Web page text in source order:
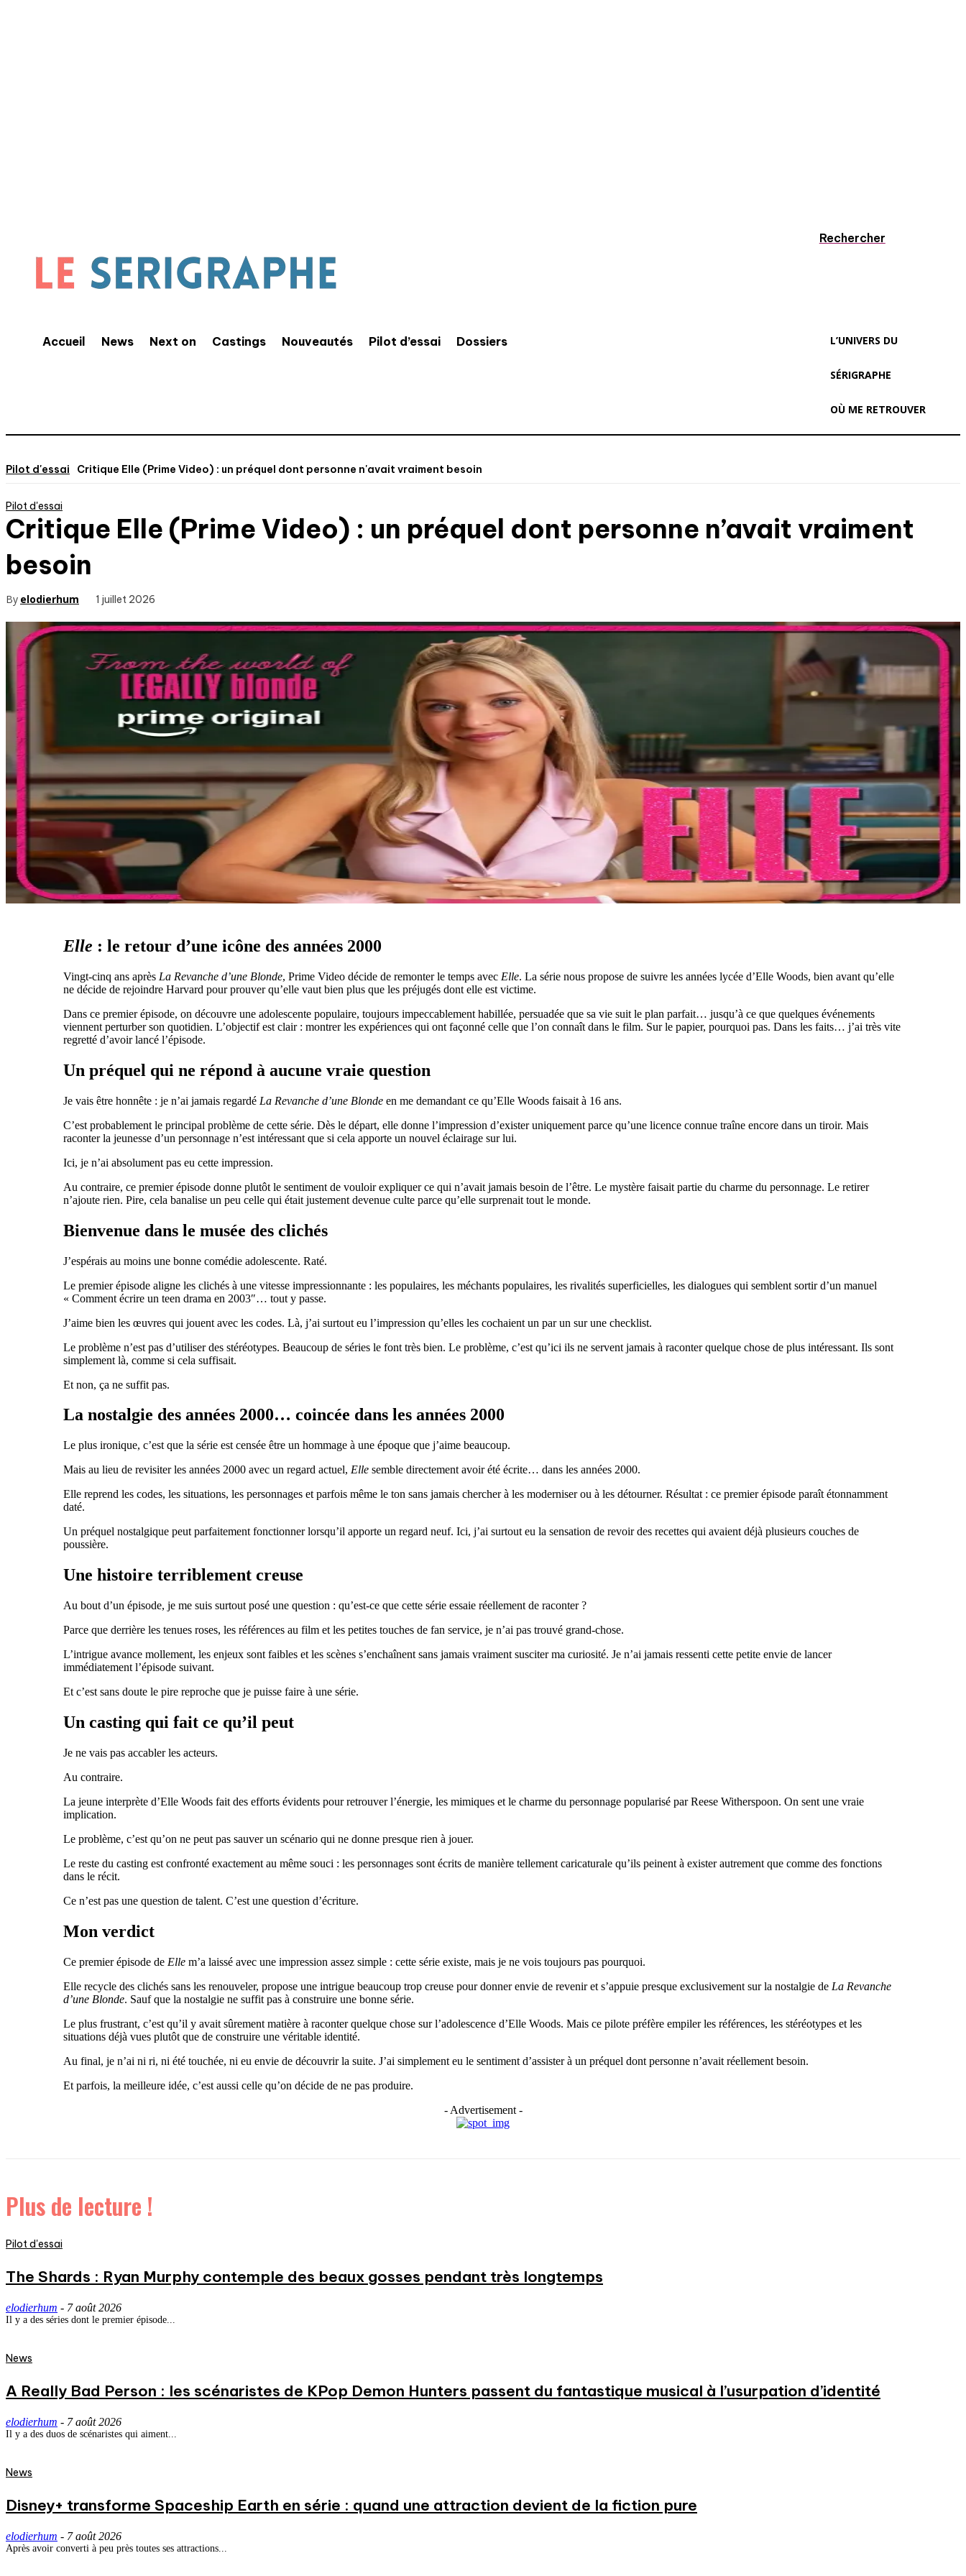
Accueil News Next on Castings Nouveautés Pilot d’essai Dossiers
Rechercher
L’UNIVERS DU
SÉRIGRAPHE
OÙ ME RETROUVER
Pilot d'essai Critique Elle (Prime Video) : un préquel dont personne n'avait vraiment besoin
Pilot d'essai
Critique Elle (Prime Video) : un préquel dont personne n’avait vraiment
besoin
By elodierhum 1 juillet 2026
Elle : le retour d’une icône des années 2000
Vingt-cinq ans après La Revanche d’une Blonde, Prime Video décide de remonter le temps avec Elle. La série nous propose de suivre les années lycée d’Elle Woods, bien avant qu’elle
ne décide de rejoindre Harvard pour prouver qu’elle vaut bien plus que les préjugés dont elle est victime.
Dans ce premier épisode, on découvre une adolescente populaire, toujours impeccablement habillée, persuadée que sa vie suit le plan parfait… jusqu’à ce que quelques événements
viennent perturber son quotidien. L’objectif est clair : montrer les expériences qui ont façonné celle que l’on connaît dans le film. Sur le papier, pourquoi pas. Dans les faits… j’ai très vite
regretté d’avoir lancé l’épisode.
Un préquel qui ne répond à aucune vraie question
Je vais être honnête : je n’ai jamais regardé La Revanche d’une Blonde en me demandant ce qu’Elle Woods faisait à 16 ans.
C’est probablement le principal problème de cette série. Dès le départ, elle donne l’impression d’exister uniquement parce qu’une licence connue traîne encore dans un tiroir. Mais
raconter la jeunesse d’un personnage n’est intéressant que si cela apporte un nouvel éclairage sur lui.
Ici, je n’ai absolument pas eu cette impression.
Au contraire, ce premier épisode donne plutôt le sentiment de vouloir expliquer ce qui n’avait jamais besoin de l’être. Le mystère faisait partie du charme du personnage. Le retirer
n’ajoute rien. Pire, cela banalise un peu celle qui était justement devenue culte parce qu’elle surprenait tout le monde.
Bienvenue dans le musée des clichés
J’espérais au moins une bonne comédie adolescente. Raté.
Le premier épisode aligne les clichés à une vitesse impressionnante : les populaires, les méchants populaires, les rivalités superficielles, les dialogues qui semblent sortir d’un manuel
« Comment écrire un teen drama en 2003″… tout y passe.
J’aime bien les œuvres qui jouent avec les codes. Là, j’ai surtout eu l’impression qu’elles les cochaient un par un sur une checklist.
Le problème n’est pas d’utiliser des stéréotypes. Beaucoup de séries le font très bien. Le problème, c’est qu’ici ils ne servent jamais à raconter quelque chose de plus intéressant. Ils sont
simplement là, comme si cela suffisait.
Et non, ça ne suffit pas.
La nostalgie des années 2000… coincée dans les années 2000
Le plus ironique, c’est que la série est censée être un hommage à une époque que j’aime beaucoup.
Mais au lieu de revisiter les années 2000 avec un regard actuel, Elle semble directement avoir été écrite… dans les années 2000.
Elle reprend les codes, les situations, les personnages et parfois même le ton sans jamais chercher à les moderniser ou à les détourner. Résultat : ce premier épisode paraît étonnamment
daté.
Un préquel nostalgique peut parfaitement fonctionner lorsqu’il apporte un regard neuf. Ici, j’ai surtout eu la sensation de revoir des recettes qui avaient déjà plusieurs couches de
poussière.
Une histoire terriblement creuse
Au bout d’un épisode, je me suis surtout posé une question : qu’est-ce que cette série essaie réellement de raconter ?
Parce que derrière les tenues roses, les références au film et les petites touches de fan service, je n’ai pas trouvé grand-chose.
L’intrigue avance mollement, les enjeux sont faibles et les scènes s’enchaînent sans jamais vraiment susciter ma curiosité. Je n’ai jamais ressenti cette petite envie de lancer
immédiatement l’épisode suivant.
Et c’est sans doute le pire reproche que je puisse faire à une série.
Un casting qui fait ce qu’il peut
Je ne vais pas accabler les acteurs.
Au contraire.
La jeune interprète d’Elle Woods fait des efforts évidents pour retrouver l’énergie, les mimiques et le charme du personnage popularisé par Reese Witherspoon. On sent une vraie
implication.
Le problème, c’est qu’on ne peut pas sauver un scénario qui ne donne presque rien à jouer.
Le reste du casting est confronté exactement au même souci : les personnages sont écrits de manière tellement caricaturale qu’ils peinent à exister autrement que comme des fonctions
dans le récit.
Ce n’est pas une question de talent. C’est une question d’écriture.
Mon verdict
Ce premier épisode de Elle m’a laissé avec une impression assez simple : cette série existe, mais je ne vois toujours pas pourquoi.
Elle recycle des clichés sans les renouveler, propose une intrigue beaucoup trop creuse pour donner envie de revenir et s’appuie presque exclusivement sur la nostalgie de La Revanche
d’une Blonde. Sauf que la nostalgie ne suffit pas à construire une bonne série.
Le plus frustrant, c’est qu’il y avait sûrement matière à raconter quelque chose sur l’adolescence d’Elle Woods. Mais ce pilote préfère empiler les références, les stéréotypes et les
situations déjà vues plutôt que de construire une véritable identité.
Au final, je n’ai ni ri, ni été touchée, ni eu envie de découvrir la suite. J’ai simplement eu le sentiment d’assister à un préquel dont personne n’avait réellement besoin.
Et parfois, la meilleure idée, c’est aussi celle qu’on décide de ne pas produire.
- Advertisement -
Plus de lecture !
Pilot d'essai
The Shards : Ryan Murphy contemple des beaux gosses pendant très longtemps
elodierhum - 7 août 2026
Il y a des séries dont le premier épisode...
News
A Really Bad Person : les scénaristes de KPop Demon Hunters passent du fantastique musical à l’usurpation d’identité
elodierhum - 7 août 2026
Il y a des duos de scénaristes qui aiment...
News
Disney+ transforme Spaceship Earth en série : quand une attraction devient de la fiction pure
elodierhum - 7 août 2026
Après avoir converti à peu près toutes ses attractions...